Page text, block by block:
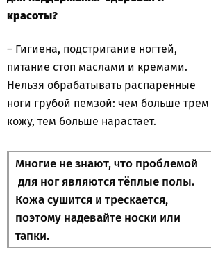
красоты?
– Гигиена, подстригание ногтей,
питание стоп маслами и кремами.
Нельзя обрабатывать распаренные
ноги грубой пемзой: чем больше трем
кожу, тем больше нарастает.
Многие не знают, что проблемой
для ног являются тёплые полы.
Кожа сушится и трескается,
поэтому надевайте носки или
тапки.